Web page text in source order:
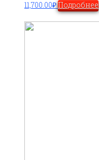
11,700.00₽Подробнее